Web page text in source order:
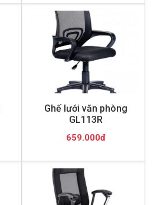
Ghế lưới văn phòng
GL113R
659.000đ